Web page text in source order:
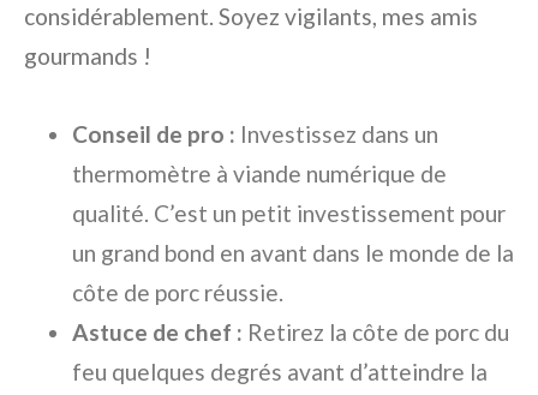
considérablement. Soyez vigilants, mes amis
gourmands !
Conseil de pro : Investissez dans un
thermomètre à viande numérique de
qualité. C’est un petit investissement pour
un grand bond en avant dans le monde de la
côte de porc réussie.
Astuce de chef : Retirez la côte de porc du
feu quelques degrés avant d’atteindre la